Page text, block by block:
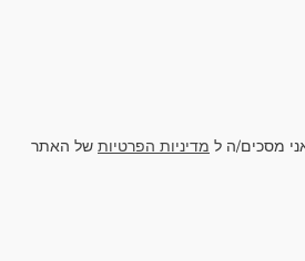
מסכים/ה ל מדיניות הפרטיות של האתר